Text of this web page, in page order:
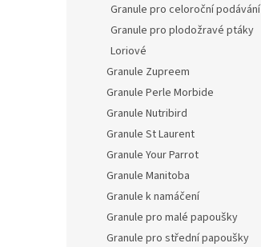
Granule pro celoroční podávání
Granule pro plodožravé ptáky
Loriové
Granule Zupreem
Granule Perle Morbide
Granule Nutribird
Granule St Laurent
Granule Your Parrot
Granule Manitoba
Granule k namáčení
Granule pro malé papoušky
Granule pro střední papoušky